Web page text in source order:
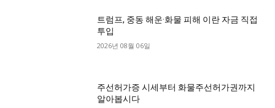
트럼프, 중동 해운·화물 피해 이란 자금 직접
투입
2026년 08월 06일
주선허가증 시세부터 화물주선허가권까지
알아봅시다